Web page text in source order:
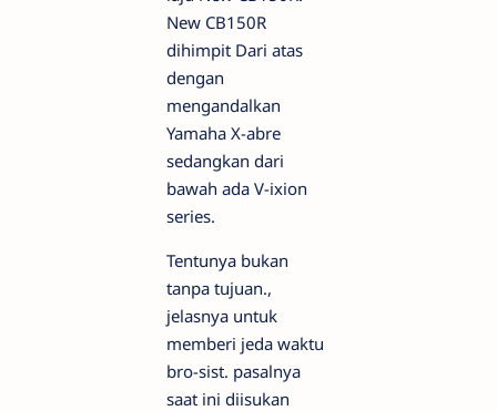
New CB150R
dihimpit Dari atas
dengan
mengandalkan
Yamaha X-abre
sedangkan dari
bawah ada V-ixion
series.
Tentunya bukan
tanpa tujuan.,
jelasnya untuk
memberi jeda waktu
bro-sist. pasalnya
saat ini diisukan